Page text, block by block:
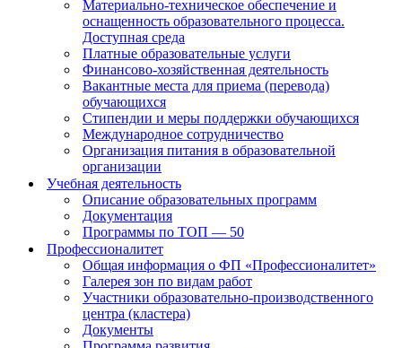
Материально-техническое обеспечение и
оснащенность образовательного процесса.
Доступная среда
Платные образовательные услуги
Финансово-хозяйственная деятельность
Вакантные места для приема (перевода)
обучающихся
Стипендии и меры поддержки обучающихся
Международное сотрудничество
Организация питания в образовательной
организации
Учебная деятельность
Описание образовательных программ
Документация
Программы по ТОП — 50
Профессионалитет
Общая информация о ФП «Профессионалитет»
Галерея зон по видам работ
Участники образовательно-производственного
центра (кластера)
Документы